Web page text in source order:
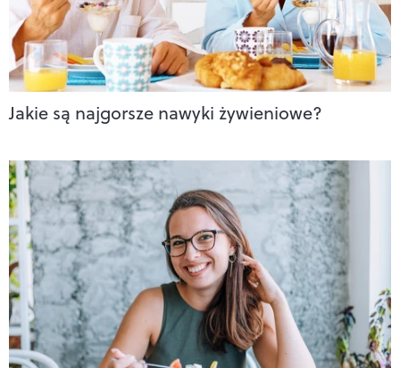
Jakie są najgorsze nawyki żywieniowe?